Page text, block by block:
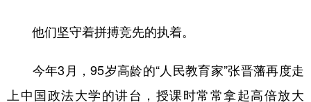
他们坚守着拼搏竞先的执着。
今年3月，95岁高龄的“人民教育家”张晋藩再度走
上中国政法大学的讲台，授课时常常拿起高倍放大